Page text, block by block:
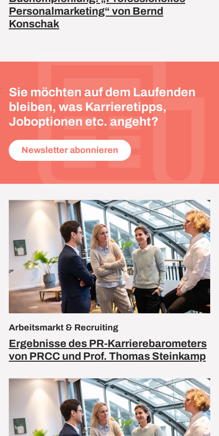
Personalmarketing“ von Bernd
Konschak
Sie möchten auf dem Laufenden
bleiben, was Karrieretipps,
Joboptionen etc. angeht?
Newsletter abonnieren
Arbeitsmarkt & Recruiting
Ergebnisse des PR-Karrierebarometers
von PRCC und Prof. Thomas Steinkamp